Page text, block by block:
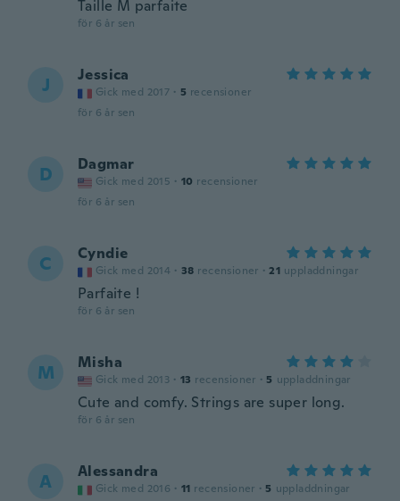
Taille M parfaite
för 6 år sen
J Jessica
Gick med 2017 · 5 recensioner
för 6 år sen
D Dagmar
Gick med 2015 · 10 recensioner
för 6 år sen
C Cyndie
Gick med 2014 · 38 recensioner · 21 uppladdningar
Parfaite !
för 6 år sen
M Misha
Gick med 2013 · 13 recensioner · 5 uppladdningar
Cute and comfy. Strings are super long.
för 6 år sen
A Alessandra
Gick med 2016 · 11 recensioner · 5 uppladdningar